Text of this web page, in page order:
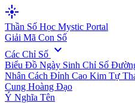
flare
Thần Số Học Mystic Portal
Giải Mã Con Số
Các Chỉ Số expand_more
Biểu Đồ Ngày Sinh Chỉ Số
Nhân Cách Đỉnh Cao Kim Tự
Cung Hoàng Đạo
Ý Nghĩa Tên